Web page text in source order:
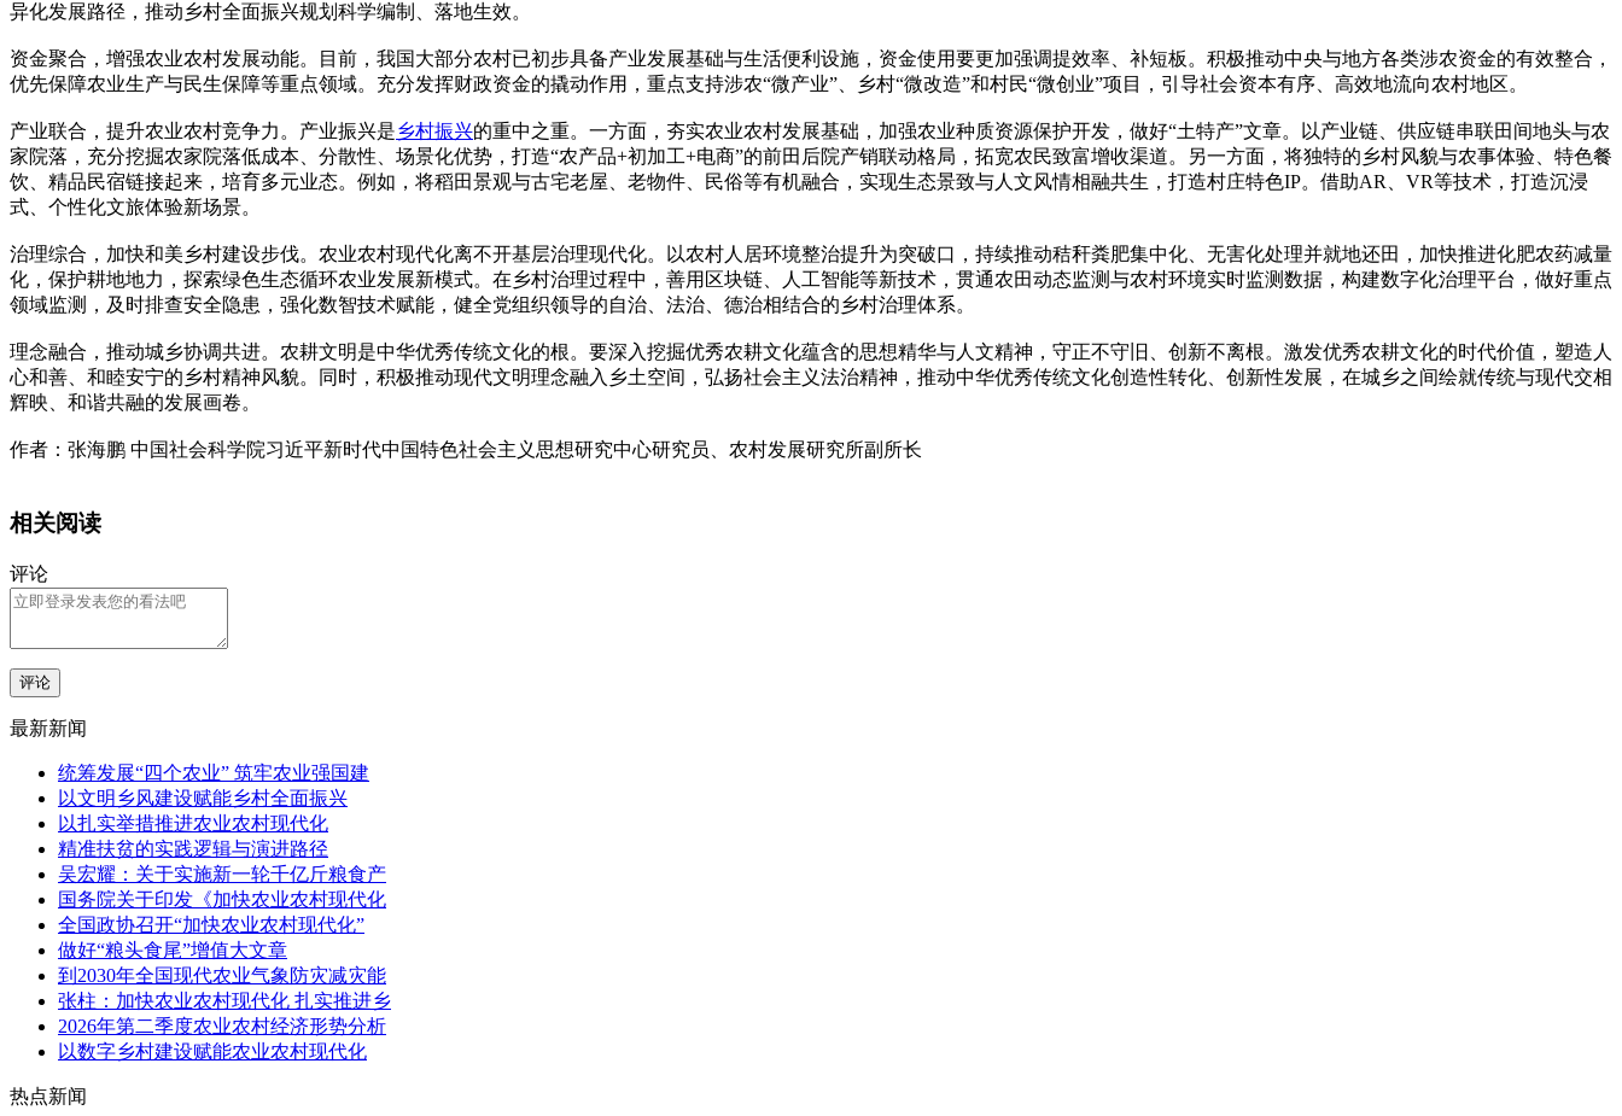
异化发展路径，推动乡村全面振兴规划科学编制、落地生效。
资金聚合，增强农业农村发展动能。目前，我国大部分农村已初步具备产业发展基础与生活便利设施，资金使用要更加强调提效率、补短板。积极推动中央与地方各类涉农资金的有效整合，
优先保障农业生产与民生保障等重点领域。充分发挥财政资金的撬动作用，重点支持涉农“微产业”、乡村“微改造”和村民“微创业”项目，引导社会资本有序、高效地流向农村地区。
产业联合，提升农业农村竞争力。产业振兴是乡村振兴的重中之重。一方面，夯实农业农村发展基础，加强农业种质资源保护开发，做好“土特产”文章。以产业链、供应链串联田间地头与农
家院落，充分挖掘农家院落低成本、分散性、场景化优势，打造“农产品+初加工+电商”的前田后院产销联动格局，拓宽农民致富增收渠道。另一方面，将独特的乡村风貌与农事体验、特色餐
饮、精品民宿链接起来，培育多元业态。例如，将稻田景观与古宅老屋、老物件、民俗等有机融合，实现生态景致与人文风情相融共生，打造村庄特色IP。借助AR、VR等技术，打造沉浸
式、个性化文旅体验新场景。
治理综合，加快和美乡村建设步伐。农业农村现代化离不开基层治理现代化。以农村人居环境整治提升为突破口，持续推动秸秆粪肥集中化、无害化处理并就地还田，加快推进化肥农药减量
化，保护耕地地力，探索绿色生态循环农业发展新模式。在乡村治理过程中，善用区块链、人工智能等新技术，贯通农田动态监测与农村环境实时监测数据，构建数字化治理平台，做好重点
领域监测，及时排查安全隐患，强化数智技术赋能，健全党组织领导的自治、法治、德治相结合的乡村治理体系。
理念融合，推动城乡协调共进。农耕文明是中华优秀传统文化的根。要深入挖掘优秀农耕文化蕴含的思想精华与人文精神，守正不守旧、创新不离根。激发优秀农耕文化的时代价值，塑造人
心和善、和睦安宁的乡村精神风貌。同时，积极推动现代文明理念融入乡土空间，弘扬社会主义法治精神，推动中华优秀传统文化创造性转化、创新性发展，在城乡之间绘就传统与现代交相
辉映、和谐共融的发展画卷。
作者：张海鹏 中国社会科学院习近平新时代中国特色社会主义思想研究中心研究员、农村发展研究所副所长
相关阅读
评论
评论
最新新闻
统筹发展“四个农业” 筑牢农业强国建
以文明乡风建设赋能乡村全面振兴
以扎实举措推进农业农村现代化
精准扶贫的实践逻辑与演进路径
吴宏耀：关于实施新一轮千亿斤粮食产
国务院关于印发《加快农业农村现代化
全国政协召开“加快农业农村现代化”
做好“粮头食尾”增值大文章
到2030年全国现代农业气象防灾减灾能
张柱：加快农业农村现代化 扎实推进乡
2026年第二季度农业农村经济形势分析
以数字乡村建设赋能农业农村现代化
热点新闻